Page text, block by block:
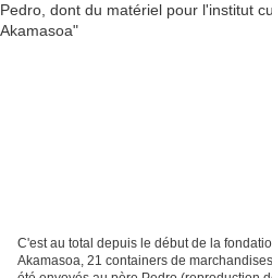
C'est au total depuis le début de la
Akamasoa, 21 containers de